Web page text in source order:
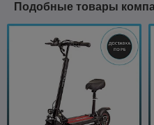
Подобные товары